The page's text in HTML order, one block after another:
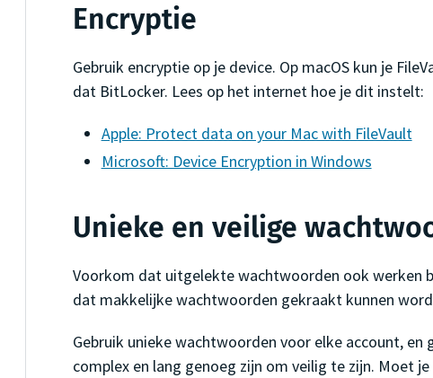
Encryptie
Gebruik encryptie op je device. Op macOS kun je
dat BitLocker. Lees op het internet hoe je dit instelt:
Apple: Protect data on your Mac with FileVault
Microsoft: Device Encryption in Windows
Unieke en veilige
Voorkom dat uitgelekte wachtwoorden ook werken
dat makkelijke wachtwoorden gekraakt kunnen
Gebruik unieke wachtwoorden voor elke account,
complex en lang genoeg zijn om veilig te zijn. Moet